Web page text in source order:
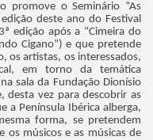
promove o Seminário “As
deste ano do Festival
edição após a “Cimeira do
Cigano”) e que pretende
os artistas, os interessados,
em torno da temática
sala da Fundação Dionísio
desta vez para descobrir as
a Península Ibérica alberga,
forma, se pretendem
os músicos e as músicas de